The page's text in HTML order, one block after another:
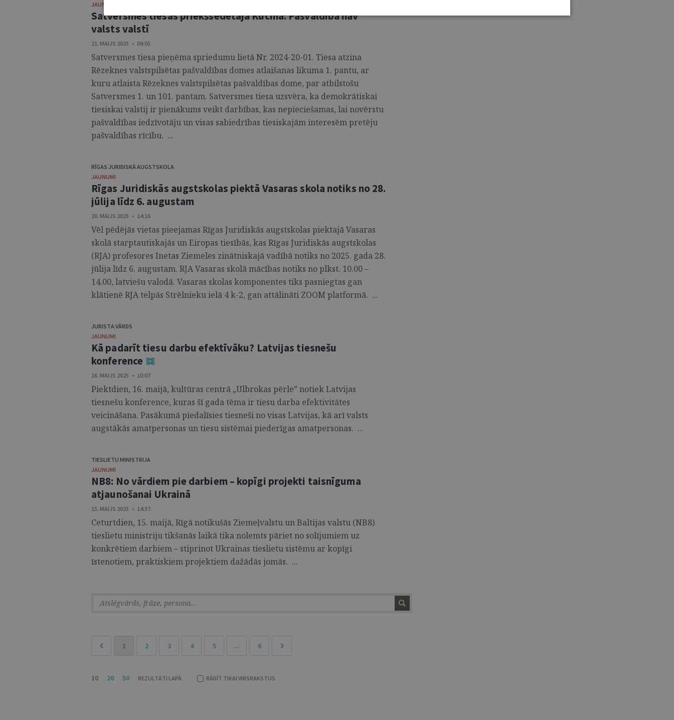
JAUNUMI
Satversmes tiesas priekšsēdētāja Kucina: Pašvaldība nav
valsts valstī
21. MAIJS 2025 • 09:05
Satversmes tiesa pieņēma spriedumu lietā Nr. 2024-20-01. Tiesa atzina
Rēzeknes valstspilsētas pašvaldības domes atlaišanas likuma 1. pantu, ar
kuru atlaista Rēzeknes valstspilsētas pašvaldības dome, par atbilstošu
Satversmes 1. un 101. pantam. Satversmes tiesa uzsvēra, ka demokrātiskai
tiesiskai valstij ir pienākums veikt darbības, kas nepieciešamas, lai novērstu
pašvaldības iedzīvotāju un visas sabiedrības tiesiskajām interesēm pretēju
pašvaldības rīcību. ...
RĪGAS JURIDISKĀ AUGSTSKOLA
JAUNUMI
Rīgas Juridiskās augstskolas piektā Vasaras skola notiks no 28.
jūlija līdz 6. augustam
20. MAIJS 2025 • 14:16
Vēl pēdējās vietas pieejamas Rīgas Juridiskās augstskolas piektajā Vasaras
skolā starptautiskajās un Eiropas tiesībās, kas Rīgas Juridiskās augstskolas
(RJA) profesores Inetas Ziemeles zinātniskajā vadībā notiks no 2025. gada 28.
jūlija līdz 6. augustam. RJA Vasaras skolā mācības notiks no plkst. 10.00 –
14.00, latviešu valodā. Vasaras skolas komponentes tiks pasniegtas gan
klātienē RJA telpās Strēlnieku ielā 4 k-2, gan attālināti ZOOM platformā. ...
JURISTA VĀRDS
JAUNUMI
Kā padarīt tiesu darbu efektīvāku? Latvijas tiesnešu
konference
16. MAIJS 2025 • 10:07
Piektdien, 16. maijā, kultūras centrā „Ulbrokas pērle” notiek Latvijas
tiesnešu konference, kuras šī gada tēma ir tiesu darba efektivitātes
veicināšana. Pasākumā piedalīsies tiesneši no visas Latvijas, kā arī valsts
augstākās amatpersonas un tiesu sistēmai piederīgas amatpersonas. ...
TIESLIETU MINISTRIJA
JAUNUMI
NB8: No vārdiem pie darbiem – kopīgi projekti taisnīguma
atjaunošanai Ukrainā
15. MAIJS 2025 • 14:37
Ceturtdien, 15. maijā, Rīgā notikušās Ziemeļvalstu un Baltijas valstu (NB8)
tieslietu ministriju tikšanās laikā tika nolemts pāriet no solījumiem uz
konkrētiem darbiem – stiprinot Ukrainas tieslietu sistēmu ar kopīgi
īstenotiem, praktiskiem projektiem dažādās jomās. ...
1 2 3 4 5 ... 6
10 20 50 REZULTĀTI LAPĀ RĀDĪT TIKAI VIRSRAKSTUS